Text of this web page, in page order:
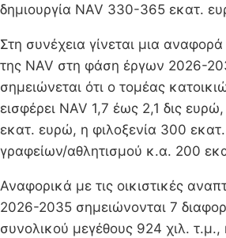
δημιουργία NAV 330-365 εκατ.
Στη συνέχεια γίνεται μια
της NAV στη φάση έργων 2026-
σημειώνεται ότι ο τομέας
εισφέρει NAV 1,7 έως 2,1 δις
εκατ. ευρώ, η φιλοξενία 300
γραφείων/αθλητισμού κ.α. 200
Αναφορικά με τις οικιστικές
2026-2035 σημειώνονται 7
συνολικού μεγέθους 924 χιλ.